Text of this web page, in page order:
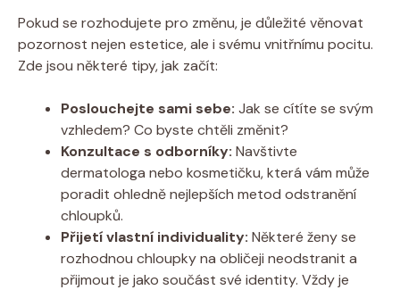
Pokud se rozhodujete pro změnu, je důležité věnovat
pozornost nejen estetice, ale i svému vnitřnímu pocitu.
Zde jsou některé tipy, jak začít:
Poslouchejte sami sebe: Jak se cítíte se svým
vzhledem? Co byste chtěli změnit?
Konzultace s odborníky: Navštivte
dermatologa nebo kosmetičku, která vám může
poradit ohledně nejlepších metod odstranění
chloupků.
Přijetí vlastní individuality: Některé ženy se
rozhodnou chloupky na obličeji neodstranit a
přijmout je jako součást své identity. Vždy je